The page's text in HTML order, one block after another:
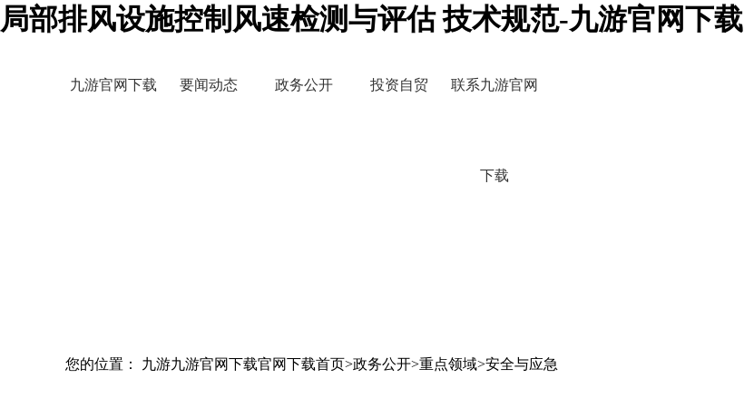
局部排风设施控制风速检测与评估 技术规范-九游官网下载
九游官网下载 要闻动态 政务公开 投资自贸 联系九游官网
下载
您的位置： 九游九游官网下载官网下载首页>政务公开>重点领域>安全与应急